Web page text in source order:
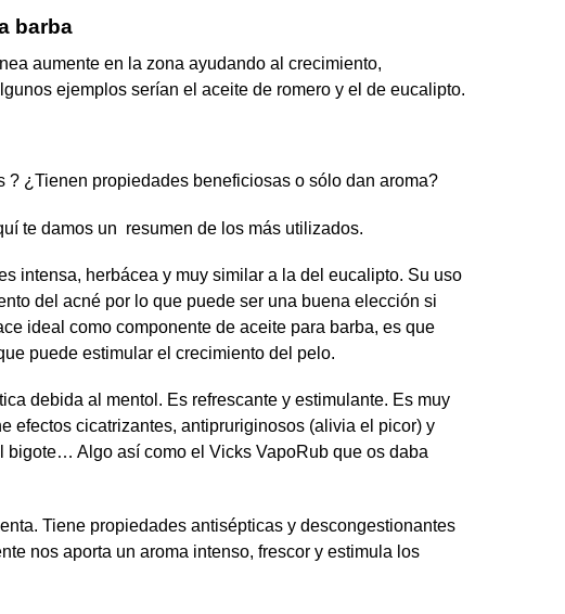
barba
aumente en la zona ayudando al crecimiento,
ejemplos serían el aceite de romero y el de eucalipto.
¿Tienen propiedades beneficiosas o sólo dan aroma?
te damos un resumen de los más utilizados.
intensa, herbácea y muy similar a la del eucalipto. Su uso
del acné por lo que puede ser una buena elección si
ideal como componente de aceite para barba, es que
puede estimular el crecimiento del pelo.
debida al mentol. Es refrescante y estimulante. Es muy
efectos cicatrizantes, antipruriginosos (alivia el picor) y
Algo así como el Vicks VapoRub que os daba
Tiene propiedades antisépticas y descongestionantes
nos aporta un aroma intenso, frescor y estimula los